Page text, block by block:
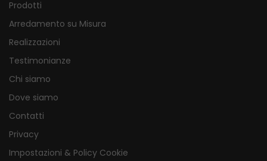
Prodotti
Arredamento su Misura
Realizzazioni
Testimonianze
Chi siamo
Dove siamo
Contatti
Privacy
Impostazioni & Policy Cookie